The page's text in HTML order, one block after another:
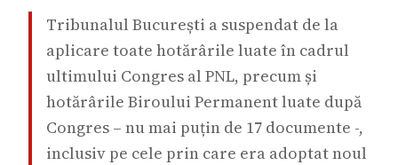
Tribunalul București a suspendat de la
aplicare toate hotărârile luate în cadrul
ultimului Congres al PNL, precum și
hotărârile Biroului Permanent luate după
Congres – nu mai puțin de 17 documente -,
inclusiv pe cele prin care era adoptat noul